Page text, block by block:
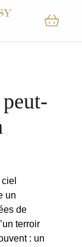
un
de
terroir
: un